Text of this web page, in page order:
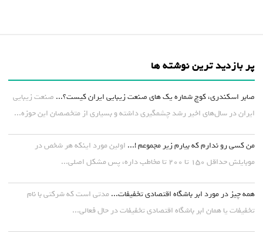
پر بازدید ترین نوشته ها
صابر اسکندری، کوچ شماره یک های صنعت زیبایی ایران کیست؟... صنعت زیبایی
ایران در سال‌های اخیر رشد چشمگیری داشته و بسیاری از متخصصان این حوزه...
من کسی رو ندارم که بیارم زیر مجموعم !... اولین مورد اینکه هر شخص در
موبایلش حداقل ۱۵۰ تا ۲۰۰ تا مخاطب داره، پس مشکل اصلی...
همه چیز در مورد ابر باشگاه اقتصادی تخفیفات... مدتی است که شرکتی با نام
تخفیفات یا همان ابر باشگاه اقتصادی تخفیفات در حال فعالی...